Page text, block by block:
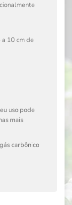
10 cm de
uso pode
mais
carbônico